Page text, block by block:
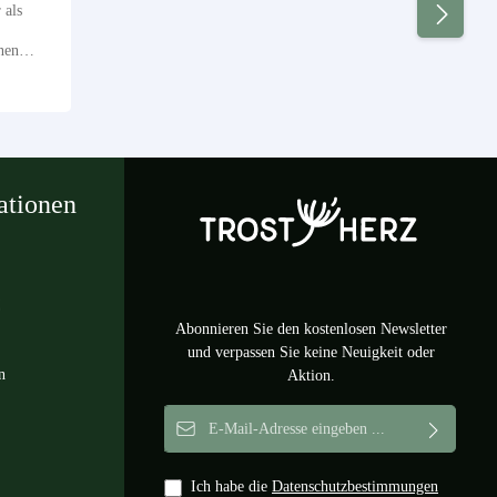
als
sich
mit
den
Abonnieren Sie den kostenlosen Newsletter
und verpassen Sie keine Neuigkeit oder
Aktion.
Ich habe die Datenschutzbestimmungen